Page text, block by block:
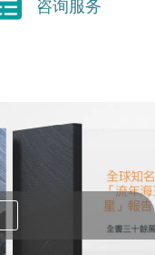
咨询服务